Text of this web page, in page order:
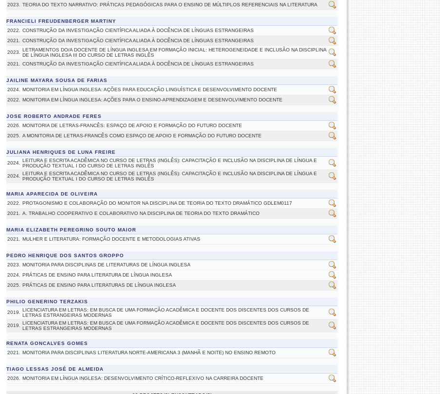
2023.
TEORIA DO TEXTO NARRATIVO: PRÁTICAS PEDAGÓGICAS PARA O ENSINO DE MÚLTIPLOS REFERENCIAIS NA LITERATURA
FRANCIELI FREUDENBERGER MARTINY
2022.
CONSTRUÇÃO DA INVESTIGAÇÃO CIENTÍFICA ALIADA À DOCÊNCIA DE LÍNGUAS ESTRANGEIRAS
2021.
CONSTRUÇÃO DA INVESTIGAÇÃO CIENTÍFICA ALIADA À DOCÊNCIA DE LÍNGUAS ESTRANGEIRAS
2023.
LETRAMENTOS DO/A DOCENTE DE LÍNGUA INGLESA EM FORMAÇÃO INICIAL: HETEROGENEIDADE E INCLUSÃO NA DISCIPLINA
DE LÍNGUA INGLESA III DO CURSO DE LETRAS INGLÊS
2021.
CONSTRUÇÃO DA INVESTIGAÇÃO CIENTÍFICA ALIADA À DOCÊNCIA DE LÍNGUAS ESTRANGEIRAS
JAILINE MAYARA SOUSA DE FARIAS
2024.
MONITORIA EM LÍNGUA INGLESA: AÇÕES PARA EDUCAÇÃO LINGUÍSTICA E DESENVOLVIMENTO DOCENTE
2022.
MONITORIA EM LÍNGUA INGLESA: AÇÕES PARA O ENSINO-APRENDIZAGEM E DESENVOLVIMENTO DOCENTE
JOSE ROBERTO ANDRADE FERES
2026.
MONITORIA DE LETRAS-FRANCÊS: ESPAÇO DE APOIO E FORMAÇÃO DO FUTURO DOCENTE
2025.
A MONITORIA DE LETRAS-FRANCÊS COMO ESPAÇO DE APOIO E FORMAÇÃO DO FUTURO DOCENTE
JULIANA HENRIQUES DE LUNA FREIRE
2024.
LEITURA E ESCRITA ACADÊMICA NO CURSO DE LETRAS (INGLÊS): CAPACITAÇÃO E INCLUSÃO NA DISCIPLINA DE LÍNGUA E
PRODUÇÃO TEXTUAL I DO CURSO DE LETRAS INGLÊS
2024.
LEITURA E ESCRITA ACADÊMICA NO CURSO DE LETRAS (INGLÊS): CAPACITAÇÃO E INCLUSÃO NA DISCIPLINA DE LÍNGUA E
PRODUÇÃO TEXTUAL I DO CURSO DE LETRAS INGLÊS
MARIA APARECIDA DE OLIVEIRA
2022.
PROTAGONISMO E COLABORAÇÃO DO MONITOR NA DISCIPLINA DE TEORIA DO TEXTO DRAMÁTICO GDLEM0117
2021.
A. TRABALHO COOPERATIVO E COLABORATIVO NA DISCIPLINA DE TEORIA DO TEXTO DRAMÁTICO
MARIA ELIZABETH PEREGRINO SOUTO MAIOR
2021.
MULHER E LITERATURA: FORMAÇÃO DOCENTE E METODOLOGIAS ATIVAS
PEDRO HENRIQUE DOS SANTOS GROPPO
2023.
MONITORIA PARA DISCIPLINAS DE LITERATURAS DE LÍNGUA INGLESA
2024.
PRÁTICAS DE ENSINO PARA LITERATURA DE LÍNGUA INGLESA
2025.
PRÁTICAS DE ENSINO PARA LITERATURAS DE LÍNGUA INGLESA
PHILIO GENERINO TERZAKIS
2019.
LICENCIATURA EM LETRAS: EM BUSCA DE UMA FORMAÇÃO ACADÊMICA E DOCENTE DOS DISCENTES DOS CURSOS DE
LETRAS ESTRANGEIRAS MODERNAS
2019.
LICENCIATURA EM LETRAS: EM BUSCA DE UMA FORMAÇÃO ACADÊMICA E DOCENTE DOS DISCENTES DOS CURSOS DE
LETRAS ESTRANGEIRAS MODERNAS
RENATA GONCALVES GOMES
2021.
MONITORIA PARA DISCIPLINAS LITERATURA NORTE-AMERICANA 3 (MANHÃ E NOITE) NO ENSINO REMOTO
TIAGO LESSAS JOSÉ DE ALMEIDA
2026.
MONITORIA EM LÍNGUA INGLESA: DESENVOLVIMENTO CRÍTICO-REFLEXIVO NA CARREIRA DOCENTE